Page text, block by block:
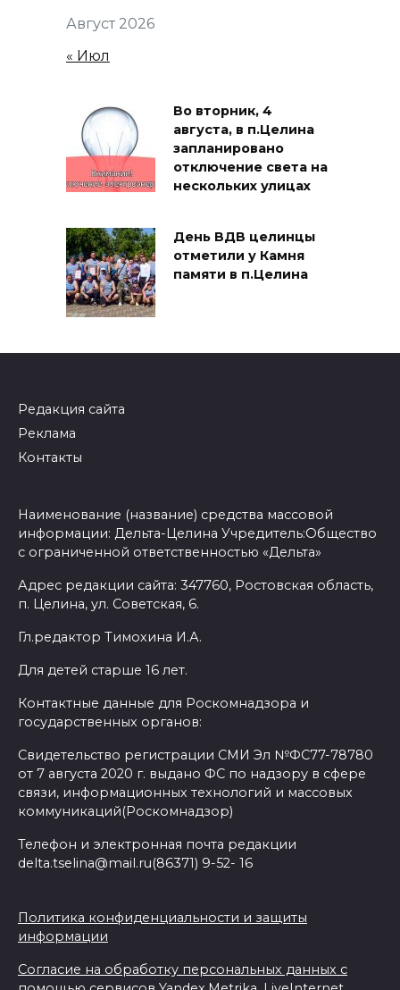
Август 2026
« Июл
Во вторник, 4
августа, в п.Целина
запланировано
отключение света на
нескольких улицах
День ВДВ целинцы
отметили у Камня
памяти в п.Целина
Редакция сайта
Реклама
Контакты
Наименование (название) средства массовой
информации: Дельта-Целина Учредитель:Общество
с ограниченной ответственностью «Дельта»
Адрес редакции сайта: 347760, Ростовская область,
п. Целина, ул. Советская, 6.
Гл.редактор Тимохина И.А.
Для детей старше 16 лет.
Контактные данные для Роскомнадзора и
государственных органов:
Свидетельство регистрации СМИ Эл №ФС77-78780
от 7 августа 2020 г. выдано ФС по надзору в сфере
связи, информационных технологий и массовых
коммуникаций(Роскомнадзор)
Телефон и электронная почта редакции
delta.tselina@mail.ru(86371) 9-52- 16
Политика конфиденциальности и защиты
информации
Согласие на обработку персональных данных с